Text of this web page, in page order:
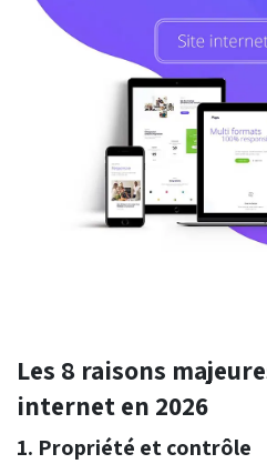
Les 8 raisons
internet en 2026
1. Propriété et contrôle